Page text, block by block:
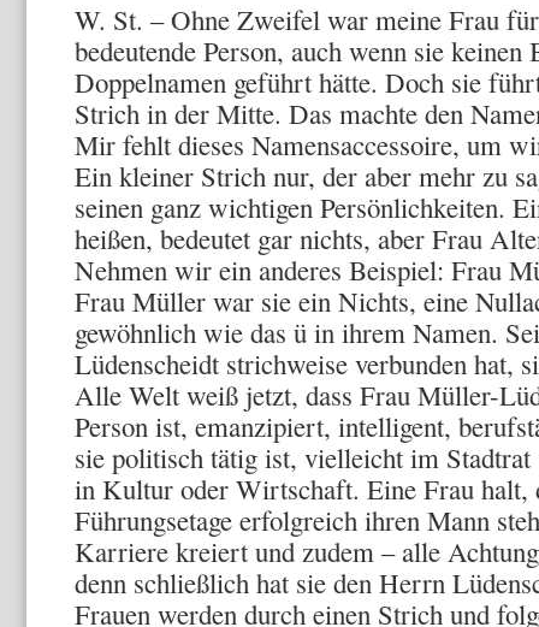
W. St. – Ohne Zweifel war meine Frau
bedeutende Person, auch wenn sie
Doppelnamen geführt hätte. Doch sie
Strich in der Mitte. Das machte den
Mir fehlt dieses Namensaccessoire, um
Ein kleiner Strich nur, der aber mehr zu
seinen ganz wichtigen Persönlichkeiten.
heißen, bedeutet gar nichts, aber Frau
Nehmen wir ein anderes Beispiel: Frau
Frau Müller war sie ein Nichts, eine
gewöhnlich wie das ü in ihrem Namen.
Lüdenscheidt strichweise verbunden hat,
Alle Welt weiß jetzt, dass Frau Müller-
Person ist, emanzipiert, intelligent,
sie politisch tätig ist, vielleicht im Stadtrat
in Kultur oder Wirtschaft. Eine Frau halt,
Führungsetage erfolgreich ihren Mann
Karriere kreiert und zudem – alle
denn schließlich hat sie den Herrn
Frauen werden durch einen Strich und